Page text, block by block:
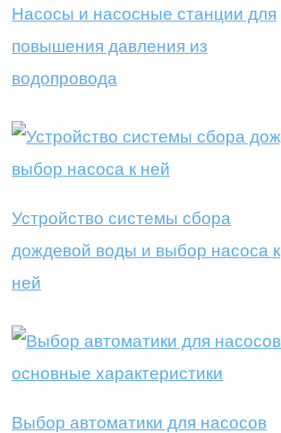
Насосы и насосные станции для
повышения давления из
водопровода
Устройство системы сбора
дождевой воды и выбор насоса к
ней
Выбор автоматики для насосов